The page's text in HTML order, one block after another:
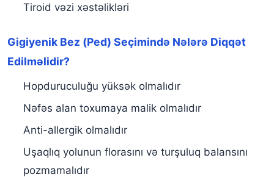
Tiroid vəzi xəstəlikləri
Gigiyenik Bez (Ped) Seçimində Nələrə Diqqət
Edilməlidir?
Hopduruculuğu yüksək olmalıdır
Nəfəs alan toxumaya malik olmalıdır
Anti-allergik olmalıdır
Uşaqlıq yolunun florasını və turşuluq balansını
pozmamalıdır